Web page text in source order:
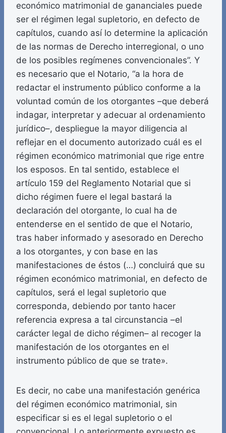
económico matrimonial de gananciales puede
ser el régimen legal supletorio, en defecto de
capítulos, cuando así lo determine la aplicación
de las normas de Derecho interregional, o uno
de los posibles regímenes convencionales”. Y
es necesario que el Notario, “a la hora de
redactar el instrumento público conforme a la
voluntad común de los otorgantes –que deberá
indagar, interpretar y adecuar al ordenamiento
jurídico–, despliegue la mayor diligencia al
reflejar en el documento autorizado cuál es el
régimen económico matrimonial que rige entre
los esposos. En tal sentido, establece el
artículo 159 del Reglamento Notarial que si
dicho régimen fuere el legal bastará la
declaración del otorgante, lo cual ha de
entenderse en el sentido de que el Notario,
tras haber informado y asesorado en Derecho
a los otorgantes, y con base en las
manifestaciones de éstos (…) concluirá que su
régimen económico matrimonial, en defecto de
capítulos, será el legal supletorio que
corresponda, debiendo por tanto hacer
referencia expresa a tal circunstancia –el
carácter legal de dicho régimen– al recoger la
manifestación de los otorgantes en el
instrumento público de que se trate».
Es decir, no cabe una manifestación genérica
del régimen económico matrimonial, sin
especificar si es el legal supletorio o el